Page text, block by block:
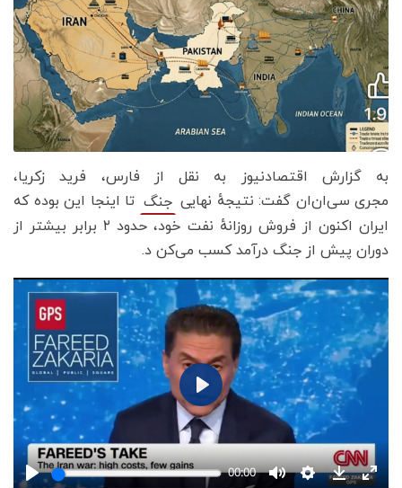
به گزارش اقتصادنیوز به نقل از فارس، فرید زکریا،
مجری سی‌ان‌ان گفت: نتیجهٔ نهایی جنگ تا اینجا این بوده که
ایران اکنون از فروش روزانهٔ نفت خود، حدود ۲ برابر بیشتر از
دوران پیش از جنگ درآمد کسب می‌کن د.